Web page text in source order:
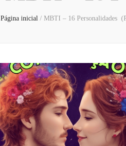
Página inicial / MBTI – 16 Personalidades